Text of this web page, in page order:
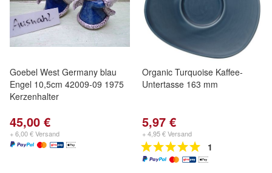
Goebel West Germany blau
Engel 10,5cm 42009-09 1975
Kerzenhalter
45,00 €
+ 6,00 € Versand
Organic Turquoise Kaffee-
Untertasse 163 mm
5,97 €
+ 4,95 € Versand
1